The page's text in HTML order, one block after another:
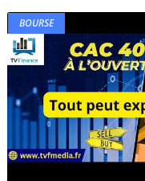
BOURSE